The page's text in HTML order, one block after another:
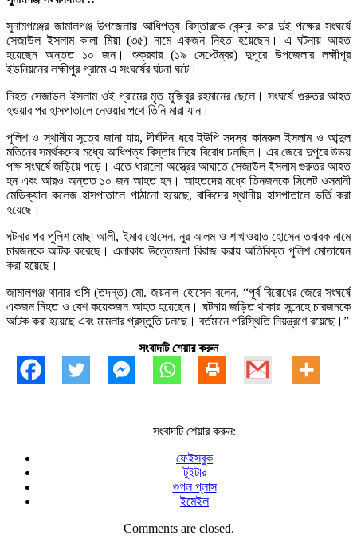
সুনামগঞ্জের জামালগঞ্জ উপজেলায় আধিপত্য বিস্তারকে কেন্দ্র করে দুই পক্ষের সংঘর্ষে
সেজাউল ইসলাম কালা মিয়া (৩৫) নামে একজন নিহত হয়েছেন। এ ঘটনায় আহত
হয়েছেন অন্তত ১০ জন। শুক্রবার (১৯ সেপ্টেম্বর) দুপুরে উপজেলার লক্ষ্মীপুর
ইউনিয়নের লক্ষীপুর গ্রামে এ সংঘর্ষের ঘটনা ঘটে।
নিহত সেজাউল ইসলাম ওই গ্রামের মৃত মুজিবুর রহমানের ছেলে। সংঘর্ষে গুরুতর আহত
হওয়ার পর হাসপাতালে নেওয়ার পথে তিনি মারা যান।
পুলিশ ও স্থানীয় সূত্রে জানা যায়, দীর্ঘদিন ধরে ইউপি সদস্য কামরুল ইসলাম ও আব্দুল
মতিনের সমর্থকদের মধ্যে আধিপত্য বিস্তার নিয়ে বিরোধ চলছিল। এর জেরে দুপুরে উভয়
পক্ষ সংঘর্ষে জড়িয়ে পড়ে। এতে ধারালো অস্ত্রের আঘাতে সেজাউল ইসলাম গুরুতর আহত
হন এবং আরও অন্তত ১০ জন আহত হন। আহতদের মধ্যে তিনজনকে সিলেট ওসমানী
মেডিক্যাল কলেজ হাসপাতালে পাঠানো হয়েছে, বাকিদের স্থানীয় হাসপাতালে ভর্তি করা
হয়েছে।
ঘটনার পর পুলিশ মোছা আলী, ইমার হোসেন, নূর আলম ও শাখাওয়াত হোসেন তবারক নামে
চারজনকে আটক করেছে। এলাকায় উত্তেজনা বিরাজ করায় অতিরিক্ত পুলিশ মোতায়েন
করা হয়েছে।
জামালগঞ্জ থানার ওসি (তদন্ত) মো. জয়নাল হোসেন বলেন, “পূর্ব বিরোধের জেরে সংঘর্ষে
একজন নিহত ও বেশ কয়েকজন আহত হয়েছেন। ঘটনায় জড়িত থাকার সন্দেহে চারজনকে
আটক করা হয়েছে এবং মামলার প্রস্তুতি চলছে। বর্তমানে পরিস্থিতি নিয়ন্ত্রণে রয়েছে।”
সংবাদটি শেয়ার করুন
সংবাদটি শেয়ার করুন:
ফেইসবুক
টুইটার
গুগল প্লাস
ইমেইল
Comments are closed.